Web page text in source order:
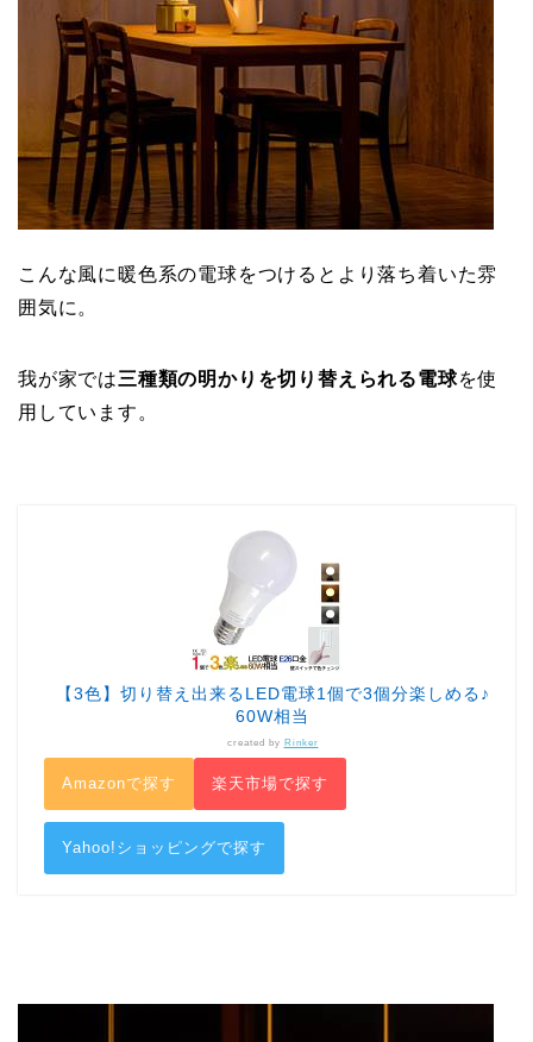
こんな風に暖色系の電球をつけるとより落ち着いた雰
囲気に。
我が家では三種類の明かりを切り替えられる電球を使
用しています。
【3色】切り替え出来るLED電球1個で3個分楽しめる♪
60W相当
created by Rinker
Amazonで探す 楽天市場で探す
Yahoo!ショッピングで探す